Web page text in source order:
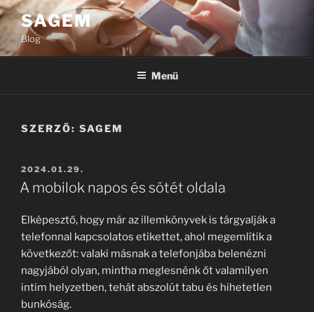
Tartalomhoz
SAGEM
Blog
Menü
SZERZŐ: SAGEM
BEKÜLDVE:
2024.01.29.
A mobilok napos és sötét oldala
Elképesztő, hogy már az illemkönyvek is tárgyalják a
telefonnal kapcsolatos etikettet, ahol megemlítik a
következőt: valaki másnak a telefonjába belenézni
nagyjából olyan, mintha meglesnénk őt valamilyen
intim helyzetben, tehát abszolút tabu és hihetetlen
bunkóság.